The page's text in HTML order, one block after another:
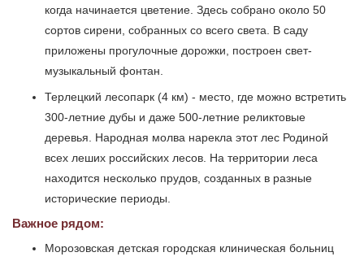
когда начинается цветение. Здесь собрано около 50
сортов сирени, собранных со всего света. В саду
приложены прогулочные дорожки, построен свет-
музыкальный фонтан.
Терлецкий лесопарк (4 км) - место, где можно встретить
300-летние дубы и даже 500-летние реликтовые
деревья. Народная молва нарекла этот лес Родиной
всех леших российских лесов. На территории леса
находится несколько прудов, созданных в разные
исторические периоды.
Важное рядом:
Морозовская детская городская клиническая больниц